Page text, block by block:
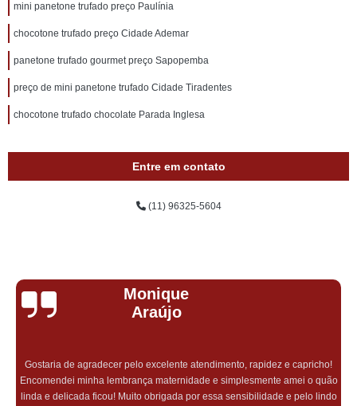
mini panetone trufado preço Paulínia
chocotone trufado preço Cidade Ademar
panetone trufado gourmet preço Sapopemba
preço de mini panetone trufado Cidade Tiradentes
chocotone trufado chocolate Parada Inglesa
Entre em contato
(11) 96325-5604
Monique
Araújo
Gostaria de agradecer pelo excelente atendimento, rapidez e capricho!
Encomendei minha lembrança maternidade e simplesmente amei o quão
linda e delicada ficou! Muito obrigada por essa sensibilidade e pelo lindo